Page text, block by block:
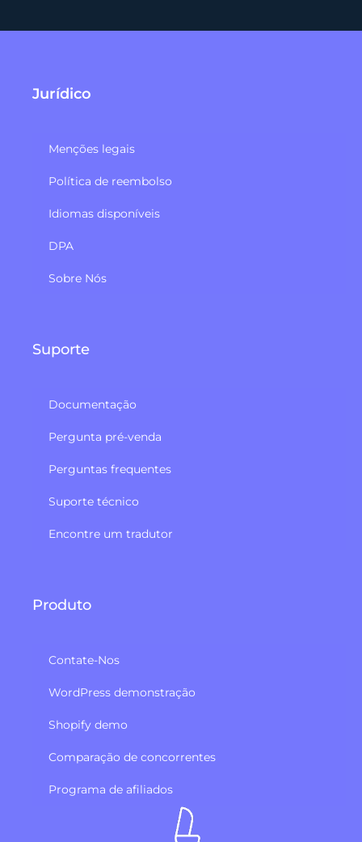
Jurídico
Menções legais
Política de reembolso​
Idiomas disponíveis
DPA
Sobre Nós
Suporte
Documentação
Pergunta pré-venda
Perguntas frequentes
Suporte técnico
Encontre um tradutor
Produto
Contate-Nos
WordPress demonstração
Shopify demo
Comparação de concorrentes
Programa de afiliados